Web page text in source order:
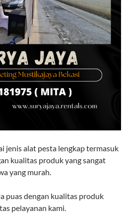
jenis alat pesta lengkap termasuk
kualitas produk yang sangat
yang murah.
puas dengan kualitas produk
pelayanan kami.